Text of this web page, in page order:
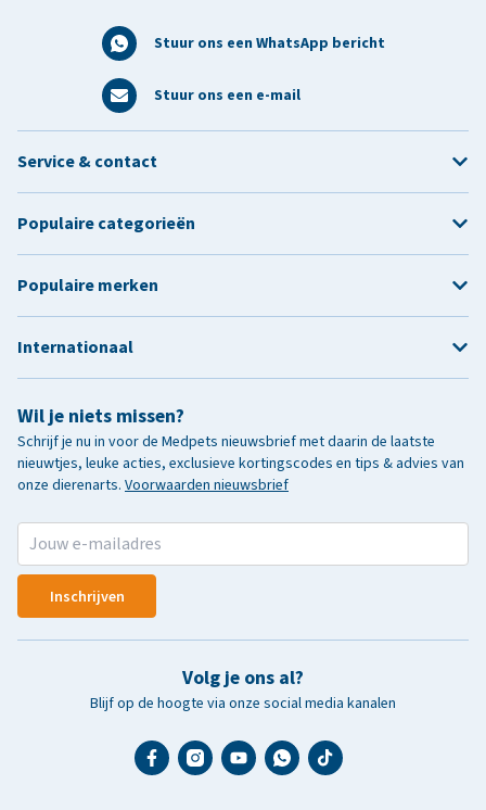
Stuur ons een WhatsApp bericht
Stuur ons een e-mail
Wil je niets missen?
Schrijf je nu in voor de Medpets nieuwsbrief met daarin de laatste
nieuwtjes, leuke acties, exclusieve kortingscodes en tips & advies van
onze dierenarts. Voorwaarden nieuwsbrief
Inschrijven
Volg je ons al?
Blijf op de hoogte via onze social media kanalen
Service & contact
Populaire categorieën
Populaire merken
Internationaal